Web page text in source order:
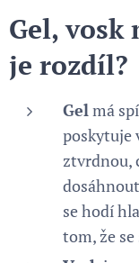
Gel, vosk
je rozdíl?
Gelmá
poskytuje
ztvrdnou,
se hodí
tom, že